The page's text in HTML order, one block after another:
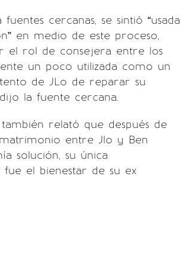
cercanas, se sintió “usada
en medio de este proceso,
el rol de consejera entre los
un poco utilizada como un
de JLo de reparar su
la fuente cercana.
relató que después de
entre Jlo y Ben
solución, su única
fue el bienestar de su ex